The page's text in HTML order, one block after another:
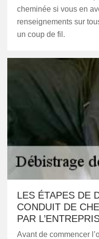
cheminée si vous en
renseignements sur
un coup de fil.
LES ÉTAPES DE
CONDUIT DE
PAR
Avant de commencer